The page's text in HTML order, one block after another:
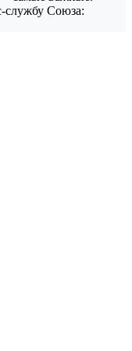
службу Союза: